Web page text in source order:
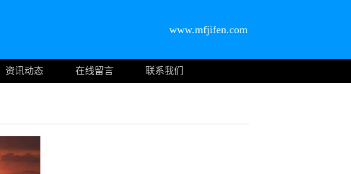
www.mfjifen.com
资讯动态 在线留言
联系我们